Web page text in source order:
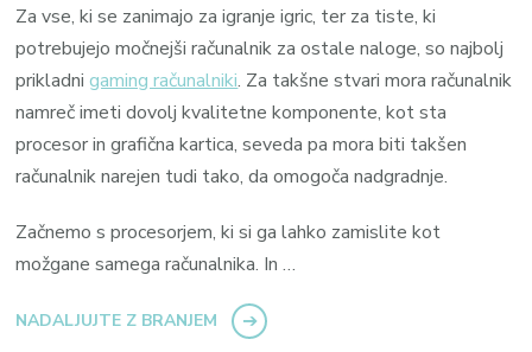
Za vse, ki se zanimajo za igranje igric, ter za tiste, ki
potrebujejo močnejši računalnik za ostale naloge, so najbolj
prikladnigaming računalniki. Za takšne stvari mora računalnik
namreč imeti dovolj kvalitetne komponente, kot sta
procesor in grafična kartica, seveda pa mora biti takšen
računalnik narejen tudi tako, da omogoča nadgradnje.
Začnemo s procesorjem, ki si ga lahko zamislite kot
možgane samega računalnika. In …
NADALJUJTE Z BRANJEM